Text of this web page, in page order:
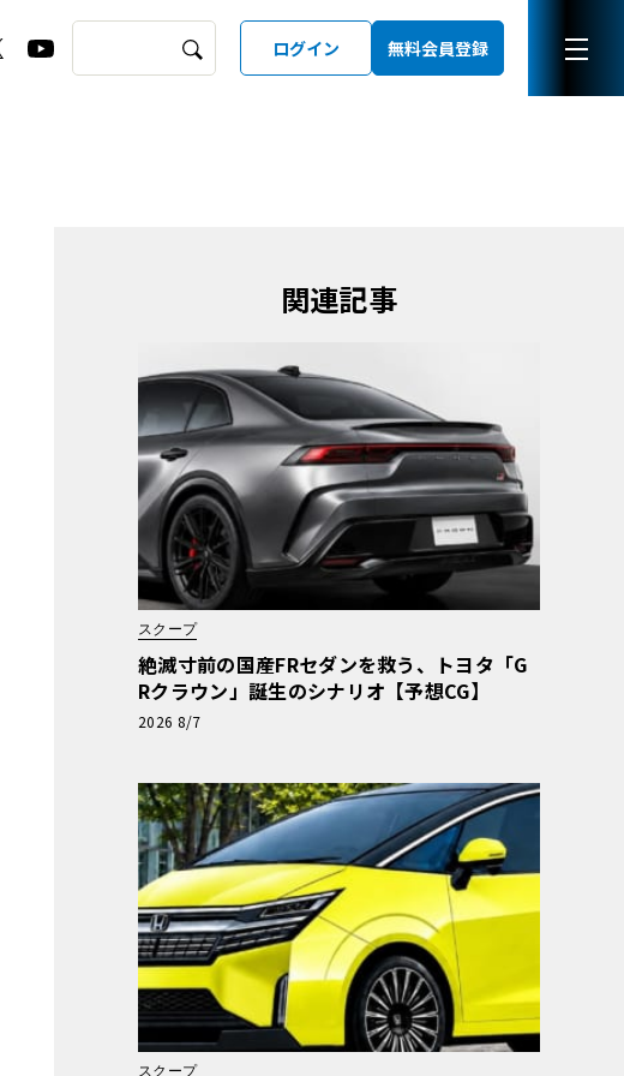
ログイン 無料会員登録
関連記事
スクープ
絶滅寸前の国産FRセダンを救う、トヨタ「G
Rクラウン」誕生のシナリオ【予想CG】
2026 8/7
スクープ